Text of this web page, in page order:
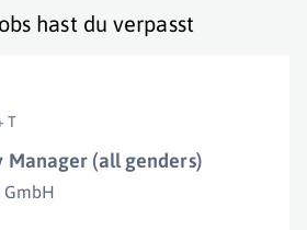
hast du verpasst
T
Manager (all genders)
GmbH